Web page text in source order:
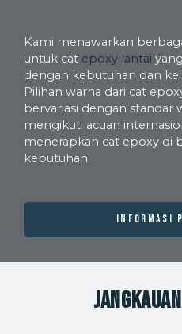
Kami menawarkan
untuk cat epoxy lantai
dengan kebutuhan dan
Pilihan warna dari cat
bervariasi dengan standar
mengikuti acuan
menerapkan cat epoxy di
kebutuhan.
INFORMASI